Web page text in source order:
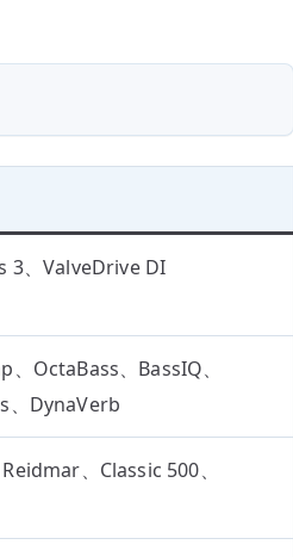
3、ValveDrive DI
OctaBass、BassIQ、
、DynaVerb
、Classic 500、